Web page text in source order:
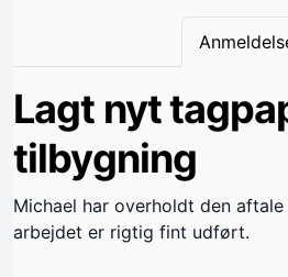
Lagt nyt
tilbygning
Michael har overholdt den
arbejdet er rigtig fint udført.